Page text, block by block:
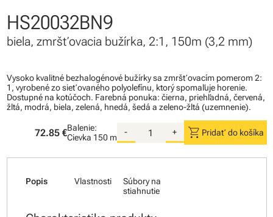
HS20032BN9
biela, zmršťovacia bužírka, 2:1, 150m (3,2 mm)
Vysoko kvalitné bezhalogénové bužírky sa zmršťovacím pomerom 2:
1, vyrobené zo sieťovaného polyolefínu, ktorý spomaľuje horenie.
Dostupné na kotúčoch. Farebná ponuka: čierna, priehľadná, červená,
žltá, modrá, biela, zelená, hnedá, šedá a zeleno-žltá (uzemnenie).
72.85 €Balenie:
Cievka 150 m
- + shopping_cart Pridať do košíka
Popis Vlastnosti
Súbory na
stiahnutie